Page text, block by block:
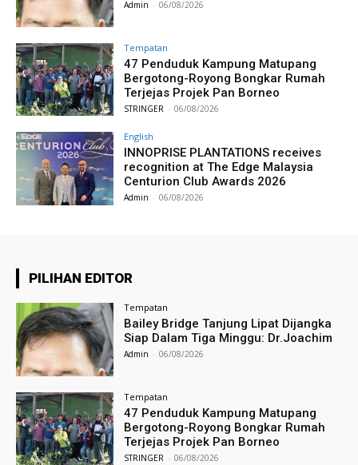
Admin - 06/08/2026
Tempatan
47 Penduduk Kampung Matupang
Bergotong-Royong Bongkar Rumah
Terjejas Projek Pan Borneo
STRINGER - 06/08/2026
English
INNOPRISE PLANTATIONS receives
recognition at The Edge Malaysia
Centurion Club Awards 2026
Admin - 06/08/2026
PILIHAN EDITOR
Tempatan
Bailey Bridge Tanjung Lipat Dijangka
Siap Dalam Tiga Minggu: Dr.Joachim
Admin - 06/08/2026
Tempatan
47 Penduduk Kampung Matupang
Bergotong-Royong Bongkar Rumah
Terjejas Projek Pan Borneo
STRINGER - 06/08/2026